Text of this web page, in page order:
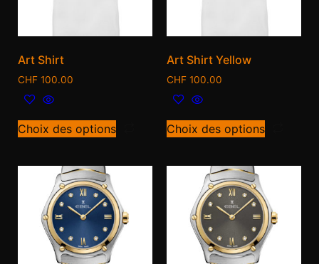
Art Shirt
CHF 100.00
Choix des options
Art Shirt Yellow
CHF 100.00
Choix des options